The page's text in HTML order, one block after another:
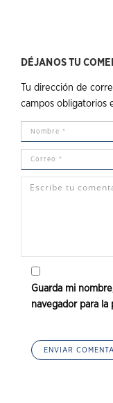
DÉJANOS TU
Tu dirección de
campos obligatorios
Guarda mi
navegador para